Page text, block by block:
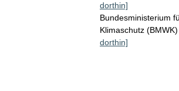
dorthin]
Bundesministerium
Klimaschutz
dorthin]